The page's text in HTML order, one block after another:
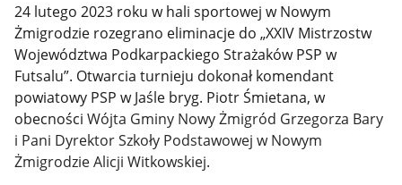
24 lutego 2023 roku w hali sportowej w Nowym
Żmigrodzie rozegrano eliminacje do „XXIV Mistrzostw
Województwa Podkarpackiego Strażaków PSP w
Futsalu”. Otwarcia turnieju dokonał komendant
powiatowy PSP w Jaśle bryg. Piotr Śmietana, w
obecności Wójta Gminy Nowy Żmigród Grzegorza Bary
i Pani Dyrektor Szkoły Podstawowej w Nowym
Żmigrodzie Alicji Witkowskiej.